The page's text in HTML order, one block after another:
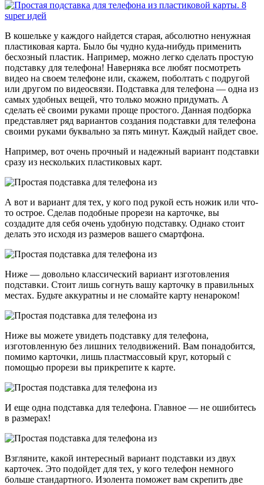
В кошельке у каждого найдется старая, абсолютно ненужная
пластиковая карта. Было бы чудно куда-нибудь применить
бесхозный пластик. Например, можно легко сделать простую
подставку для телефона! Наверняка все любят посмотреть
видео на своем телефоне или, скажем, поболтать с подругой
или другом по видеосвязи. Подставка для телефона — одна из
самых удобных вещей, что только можно придумать. А
сделать её своими руками проще простого. Данная подборка
представляет ряд вариантов создания подставки для телефона
своими руками буквально за пять минут. Каждый найдет свое.
Например, вот очень прочный и надежный вариант подставки
сразу из нескольких пластиковых карт.
А вот и вариант для тех, у кого под рукой есть ножик или что-
то острое. Сделав подобные прорези на карточке, вы
создадите для себя очень удобную подставку. Однако стоит
делать это исходя из размеров вашего смартфона.
Ниже — довольно классический вариант изготовления
подставки. Стоит лишь согнуть вашу карточку в правильных
местах. Будьте аккуратны и не сломайте карту ненароком!
Ниже вы можете увидеть подставку для телефона,
изготовленную без лишних телодвижений. Вам понадобится,
помимо карточки, лишь пластмассовый круг, который с
помощью прорези вы прикрепите к карте.
И еще одна подставка для телефона. Главное — не ошибитесь
в размерах!
Взгляните, какой интересный вариант подставки из двух
карточек. Это подойдет для тех, у кого телефон немного
больше стандартного. Изолента поможет вам скрепить две